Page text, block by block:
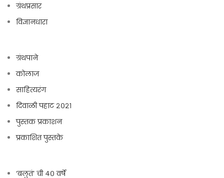
ग्रंथप्रसार
विज्ञानधारा
ग्रंथपाने
कोलाज
साहित्यरंग
दिवाळी पहाट २०२१
पुस्तक प्रकाशन
प्रकाशित पुस्तके
‘बलुतं’ ची ४० वर्षे